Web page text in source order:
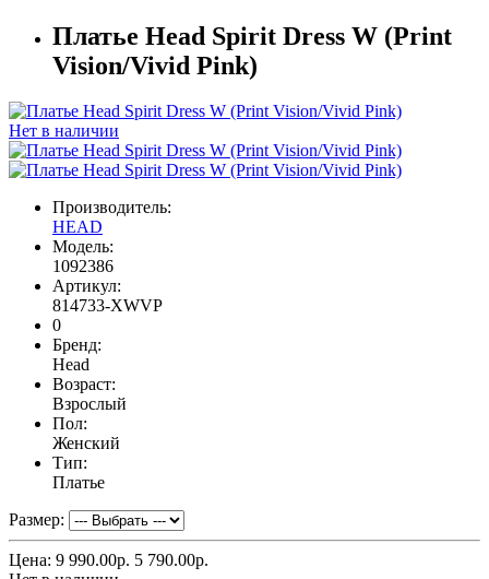
Платье Head Spirit Dress W (Print
Vision/Vivid Pink)
Нет в наличии
Производитель:
HEAD
Модель:
1092386
Артикул:
814733-XWVP
0
Бренд:
Head
Возраст:
Взрослый
Пол:
Женский
Тип:
Платье
Размер:
Цена: 9 990.00р. 5 790.00р.